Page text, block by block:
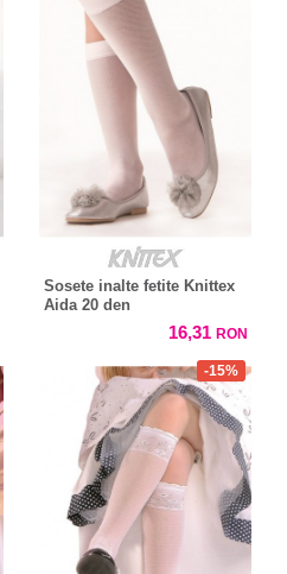
Sosete inalte fetite Knittex
Aida 20 den
16,31 RON
-15%